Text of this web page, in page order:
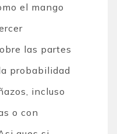
el mango
las partes
probabilidad
incluso
o con